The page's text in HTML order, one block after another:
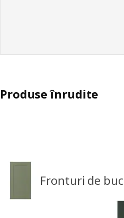
Produse înrudite
Fronturi de